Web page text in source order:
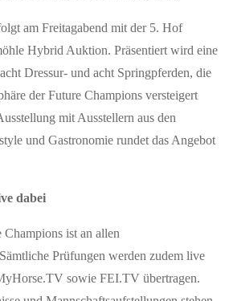
am Freitagabend mit der 5. Hof
Hybrid Auktion. Präsentiert wird eine
Dressur- und acht Springpferden, die
der Future Champions versteigert
mit Ausstellern aus den
und Gastronomie rundet das Angebot
dabei
ist an allen
Prüfungen werden zudem live
sowie FEI.TV übertragen.